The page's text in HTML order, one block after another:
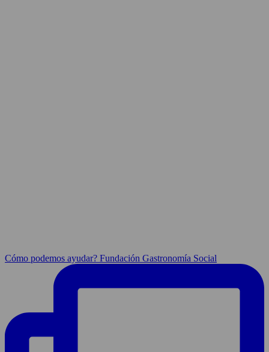
Cómo podemos ayudar? Fundación Gastronomía Social